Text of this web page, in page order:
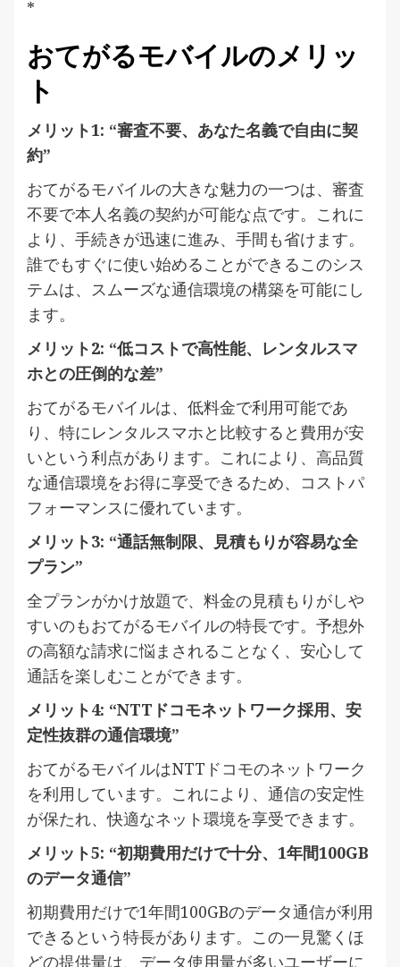
*
おてがるモバイルのメリッ
ト
メリット1: “審査不要、あなた名義で自由に契
約”
おてがるモバイルの大きな魅力の一つは、審査
不要で本人名義の契約が可能な点です。これに
より、手続きが迅速に進み、手間も省けます。
誰でもすぐに使い始めることができるこのシス
テムは、スムーズな通信環境の構築を可能にし
ます。
メリット2: “低コストで高性能、レンタルスマ
ホとの圧倒的な差”
おてがるモバイルは、低料金で利用可能であ
り、特にレンタルスマホと比較すると費用が安
いという利点があります。これにより、高品質
な通信環境をお得に享受できるため、コストパ
フォーマンスに優れています。
メリット3: “通話無制限、見積もりが容易な全
プラン”
全プランがかけ放題で、料金の見積もりがしや
すいのもおてがるモバイルの特長です。予想外
の高額な請求に悩まされることなく、安心して
通話を楽しむことができます。
メリット4: “NTTドコモネットワーク採用、安
定性抜群の通信環境”
おてがるモバイルはNTTドコモのネットワーク
を利用しています。これにより、通信の安定性
が保たれ、快適なネット環境を享受できます。
メリット5: “初期費用だけで十分、1年間100GB
のデータ通信”
初期費用だけで1年間100GBのデータ通信が利用
できるという特長があります。この一見驚くほ
どの提供量は、データ使用量が多いユーザーに